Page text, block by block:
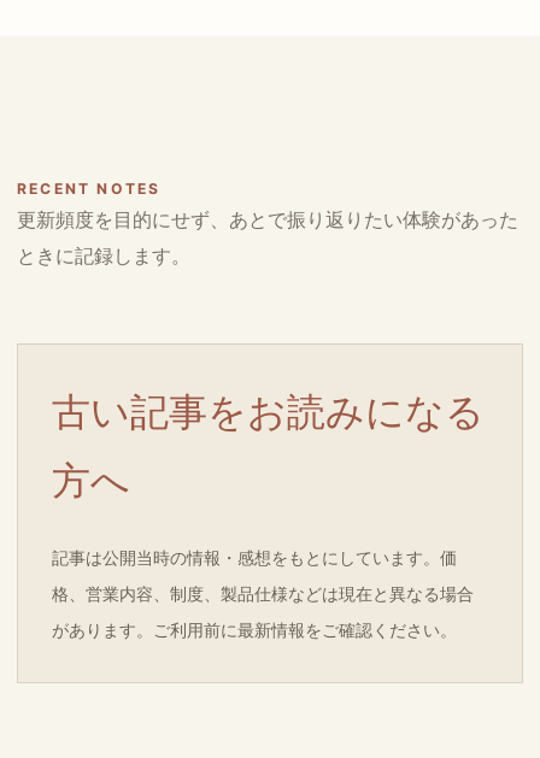
RECENT NOTES
更新頻度を目的にせず、あとで振り返りたい体験があった
ときに記録します。
古い記事をお読みになる
方へ
記事は公開当時の情報・感想をもとにしています。価
格、営業内容、制度、製品仕様などは現在と異なる場合
があります。ご利用前に最新情報をご確認ください。